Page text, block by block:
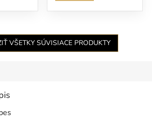
VŠETKY SÚVISIACE PRODUKTY